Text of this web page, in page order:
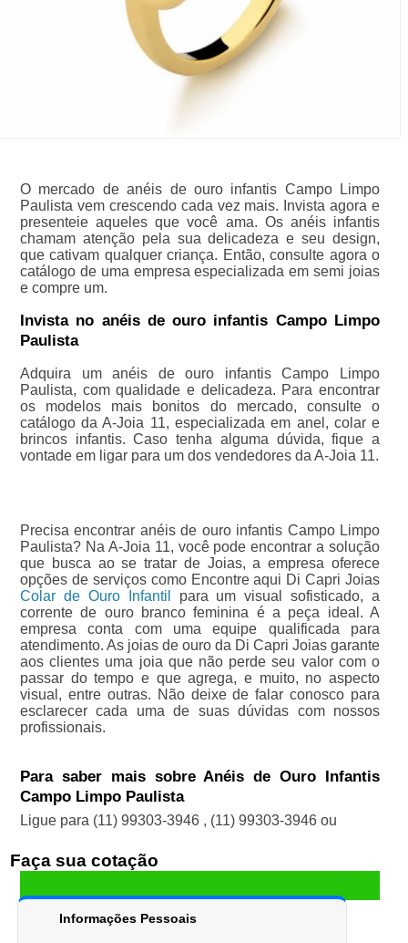
O mercado de anéis de ouro infantis Campo Limpo
Paulista vem crescendo cada vez mais. Invista agora e
presenteie aqueles que você ama. Os anéis infantis
chamam atenção pela sua delicadeza e seu design,
que cativam qualquer criança. Então, consulte agora o
catálogo de uma empresa especializada em semi joias
e compre um.
Invista no anéis de ouro infantis Campo Limpo
Paulista
Adquira um anéis de ouro infantis Campo Limpo
Paulista, com qualidade e delicadeza. Para encontrar
os modelos mais bonitos do mercado, consulte o
catálogo da A-Joia 11, especializada em anel, colar e
brincos infantis. Caso tenha alguma dúvida, fique a
vontade em ligar para um dos vendedores da A-Joia 11.
Precisa encontrar anéis de ouro infantis Campo Limpo
Paulista? Na A-Joia 11, você pode encontrar a solução
que busca ao se tratar de Joias, a empresa oferece
opções de serviços como Encontre aqui Di Capri Joias
Colar de Ouro Infantil
para um visual sofisticado, a
corrente de ouro branco feminina é a peça ideal. A
empresa conta com uma equipe qualificada para
atendimento. As joias de ouro da Di Capri Joias garante
aos clientes uma joia que não perde seu valor com o
passar do tempo e que agrega, e muito, no aspecto
visual, entre outras. Não deixe de falar conosco para
esclarecer cada uma de suas dúvidas com nossos
profissionais.
Para saber mais sobre Anéis de Ouro Infantis
Campo Limpo Paulista
Ligue para (11) 99303-3946 , (11) 99303-3946 ou
Faça sua cotação
Informações Pessoais